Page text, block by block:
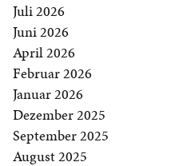
Juli 2026
Juni 2026
April 2026
Februar 2026
Januar 2026
Dezember 2025
September 2025
August 2025